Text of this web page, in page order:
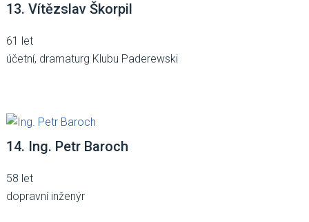
13. Vítězslav Škorpil
61 let
účetní, dramaturg Klubu Paderewski
14. Ing. Petr Baroch
58 let
dopravní inženýr